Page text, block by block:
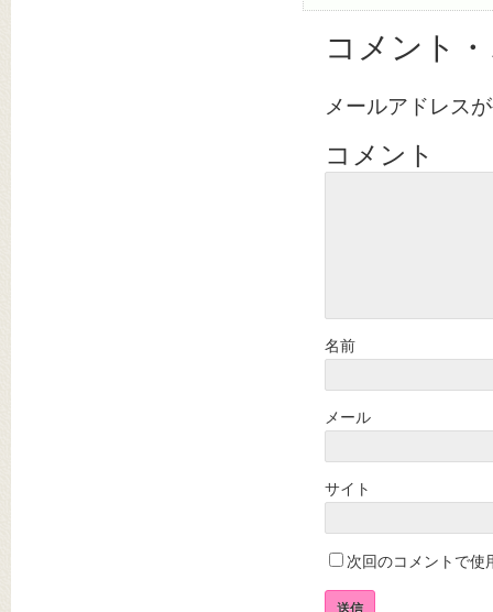
コメント
メールアドレス
コメント
名前
メール
サイト
次回のコメントで使